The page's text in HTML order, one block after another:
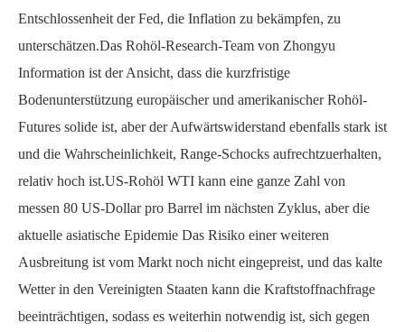
Entschlossenheit der Fed, die Inflation zu bekämpfen, zu
unterschätzen.Das Rohöl-Research-Team von Zhongyu
Information ist der Ansicht, dass die kurzfristige
Bodenunterstützung europäischer und amerikanischer Rohöl-
Futures solide ist, aber der Aufwärtswiderstand ebenfalls stark ist
und die Wahrscheinlichkeit, Range-Schocks aufrechtzuerhalten,
relativ hoch ist.US-Rohöl WTI kann eine ganze Zahl von
messen 80 US-Dollar pro Barrel im nächsten Zyklus, aber die
aktuelle asiatische Epidemie Das Risiko einer weiteren
Ausbreitung ist vom Markt noch nicht eingepreist, und das kalte
Wetter in den Vereinigten Staaten kann die Kraftstoffnachfrage
beeinträchtigen, sodass es weiterhin notwendig ist, sich gegen